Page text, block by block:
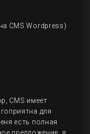
CMS Wordpress)
CMS имеет
для
есть полная